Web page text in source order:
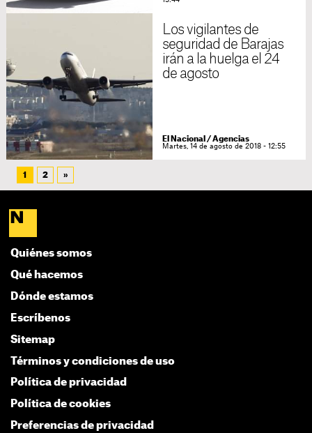
Los vigilantes de
seguridad de Barajas
irán a la huelga el 24
de agosto
El Nacional / Agencias
Martes, 14 de agosto de 2018 - 12:55
1 2 »
Quiénes somos
Qué hacemos
Dónde estamos
Escríbenos
Sitemap
Términos y condiciones de uso
Política de privacidad
Política de cookies
Preferencias de privacidad